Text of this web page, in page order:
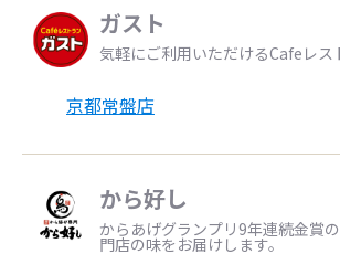
ガスト
気軽にご利用いただけるCafeレス
京都常盤店
から好し
からあげグランプリ9年連続金賞
門店の味をお届けします。